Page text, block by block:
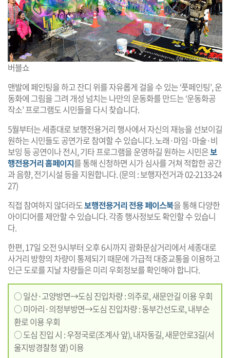
버블쇼
맨발에 페인팅을 하고 잔디 위를 자유롭게 걸을 수 있는 ‘풋페인팅’, 운
동화에 그림을 그려 개성 넘치는 나만의 운동화를 만드는 ‘운동화공
작소’ 프로그램도 시민들을 다시 찾습니다.
5월부터는 세종대로 보행전용거리 행사에서 자신의 재능을 선보이길
원하는 시민들도 공연가로 참여할 수 있습니다. 노래·마임·마술·비
보잉 등 공연이나 전시, 기타 프로그램을 운영하길 원하는 시민은보
행전용거리 홈페이지를 통해 신청하면 시가 심사를 거쳐 적합한 공간
과 음향, 전기시설 등을 지원합니다. (문의 : 보행자전거과 02-2133-24
27)
직접 참여하지 않더라도보행전용거리 전용 페이스북을 통해 다양한
아이디어를 제안할 수 있습니다. 각종 행사정보도 확인할 수 있습니
다.
한편, 17일 오전 9시부터 오후 6시까지 광화문삼거리에서 세종대로
사거리 방향의 차량이 통제되기 때문에 가급적 대중교통을 이용하고
인근 도로를 지날 차량들은 미리 우회정보를 확인해야 합니다.
○ 일산·고양방면→도심 진입차량 : 의주로, 새문안길 이용 우회
○ 미아리·의정부방면→도심 진입차량 : 동부간선도로, 내부순
환로 이용 우회
○ 도심 진입 시 : 우정국로(조계사 앞), 내자동길, 새문안로3길(서
울지방경찰청 옆) 이용